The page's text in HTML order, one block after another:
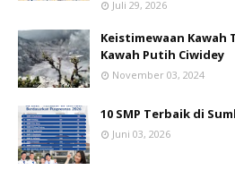
Juli 29, 2026
Keistimewaan Kawah
Kawah Putih Ciwidey
November 03, 2024
10 SMP Terbaik di
Juni 03, 2026